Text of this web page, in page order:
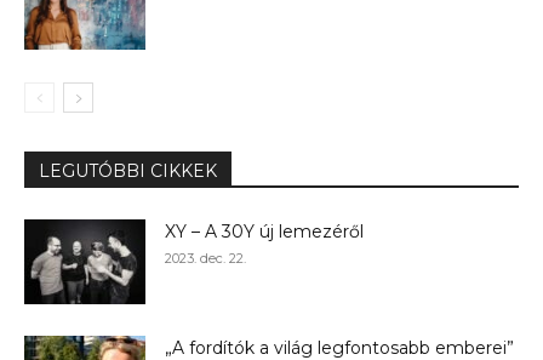
LEGUTÓBBI CIKKEK
XY – A 30Y új lemezéről
2023. dec. 22.
„A fordítók a világ legfontosabb emberei”